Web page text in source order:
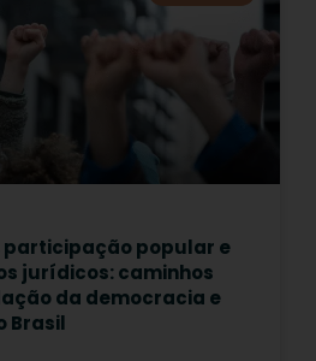
participação popular e
jurídicos: caminhos
da democracia e
Brasil